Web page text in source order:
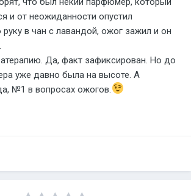
и от неожиданности опустил
в чан с лавандой, ожог зажил и он
Да, факт зафиксирован. Но до
уже давно была на высоте. А
№1 в вопросах ожогов.